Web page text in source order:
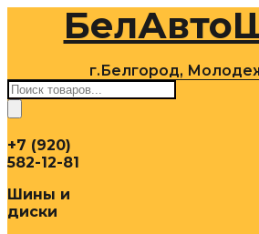
содержимому
г.Белгород,
Поиск
товаров
+7 (920)
582-12-81
Шины и
диски